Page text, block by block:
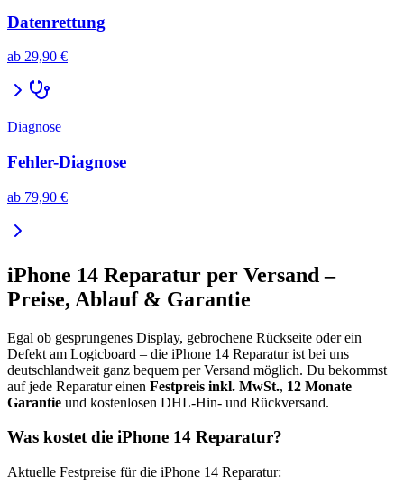
Datenrettung
ab 29,90 €
Diagnose
Fehler-Diagnose
ab 79,90 €
iPhone 14 Reparatur per Versand –
Preise, Ablauf & Garantie
Egal ob gesprungenes Display, gebrochene Rückseite oder ein
Defekt am Logicboard – die iPhone 14 Reparatur ist bei uns
deutschlandweit ganz bequem per Versand möglich. Du bekommst
auf jede Reparatur einen Festpreis inkl. MwSt., 12 Monate
Garantie und kostenlosen DHL-Hin- und Rückversand.
Was kostet die iPhone 14 Reparatur?
Aktuelle Festpreise für die iPhone 14 Reparatur: